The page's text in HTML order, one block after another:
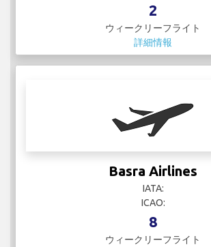
2
ウィークリーフライト
詳細情報
Basra Airlines
IATA:
ICAO:
8
ウィークリーフライト